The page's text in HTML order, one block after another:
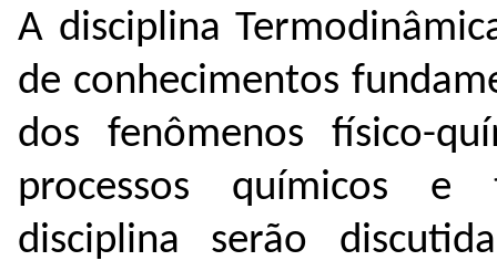
A disciplina
de conhecimentos
dos fenômenos físico-
processos químicos e
disciplina serão